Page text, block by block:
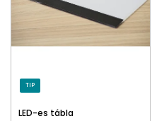
TIP
LED-es tábla